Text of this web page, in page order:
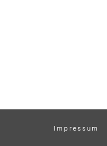
Impressum